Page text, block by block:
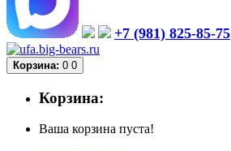
+7 (981) 825-85-75
Корзина: 0 0
Корзина:
Ваша корзина пуста!